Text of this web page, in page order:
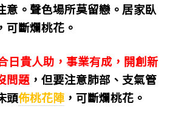
意。聲色場所莫留戀。居家臥
，可斷爛桃花。
日貴人助，事業有成，開創新
問題 ，但要注意肺部、支氣管
頭佈桃花陣 ，可斷爛桃花。